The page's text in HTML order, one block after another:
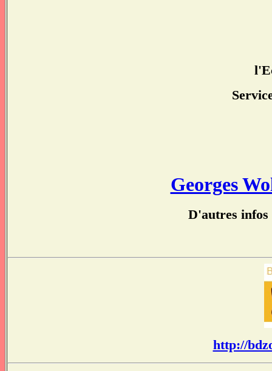
Georges
D'autres infos
http://